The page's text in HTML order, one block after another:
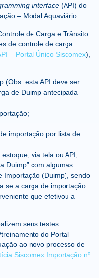
Interface(API) do
– Modal Aquaviário.
de Carga e Trânsito
de controle de carga
– Portal Único Siscomex),
(Obs: esta API deve ser
de Duimp antecipada
importação por lista de
via tela ou API,
Duimp” com algumas
Importação (Duimp), sendo
se a carga de importação
que efetivou a
seus testes
do Portal
ao novo processo de
Siscomex Importação nº